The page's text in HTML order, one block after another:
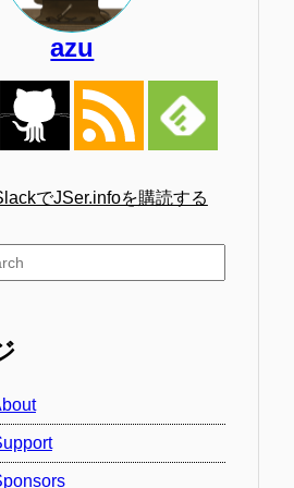
azu
でJSer.infoを購読する